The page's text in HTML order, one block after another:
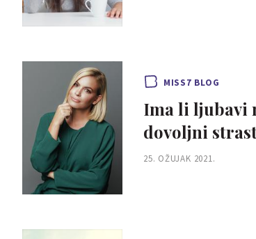
MISS7 BLOG
Ima li ljubavi
dovoljni
25. OŽUJAK 2021.